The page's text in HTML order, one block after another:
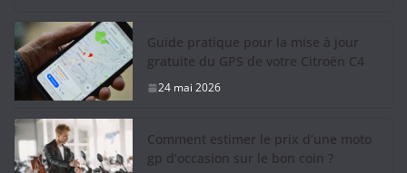
Guide pratique pour la mise à jour
gratuite du GPS de votre Citroën C4
24 mai 2026
Comment estimer le prix d’une moto
gp d’occasion sur le bon coin ?